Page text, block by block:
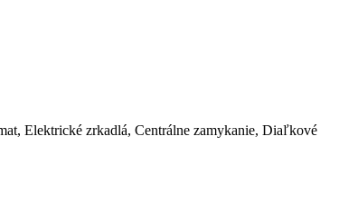
Elektrické zrkadlá, Centrálne zamykanie, Diaľkové